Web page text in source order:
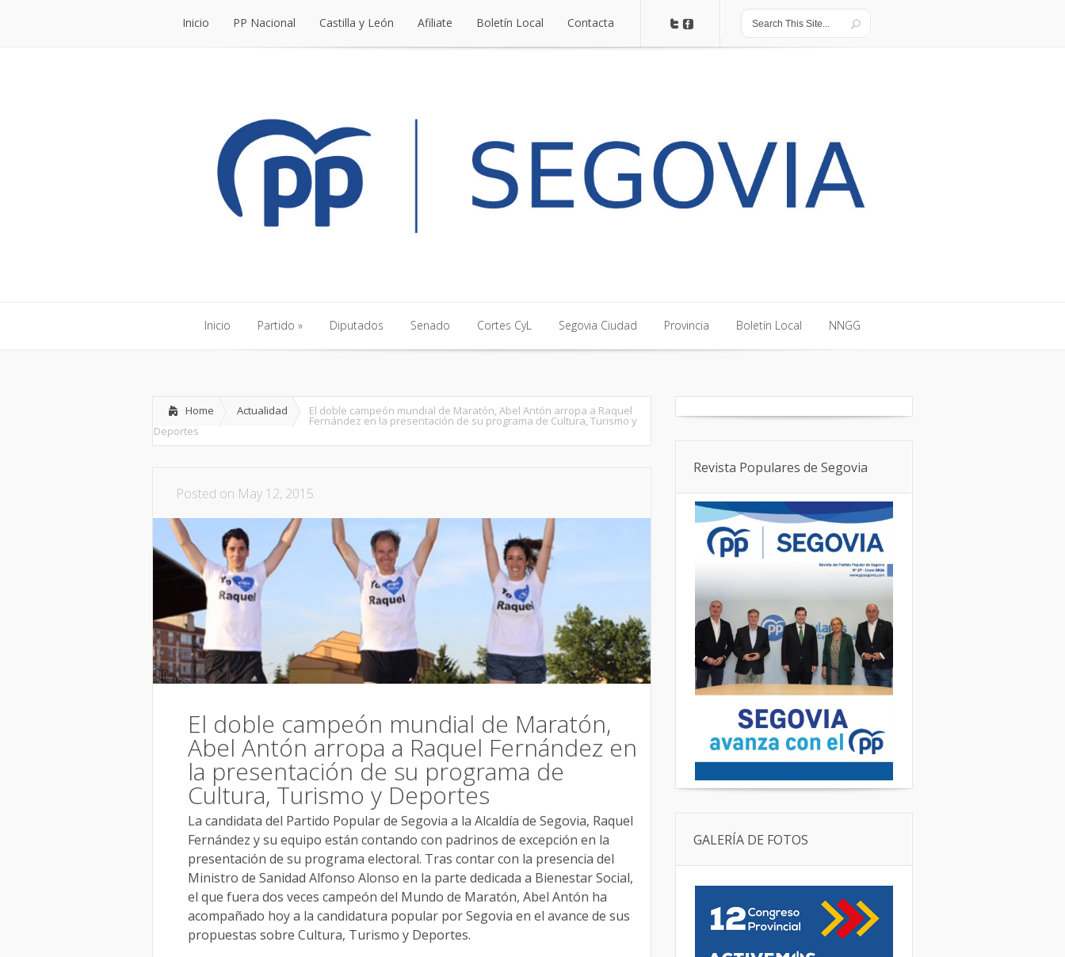
Inicio PP Nacional Castilla y León Afiliate Boletín Local Contacta
Inicio Partido Diputados Senado Cortes CyL Segovia Ciudad Provincia Boletín Local NNGG
Home Actualidad El doble campeón mundial de Maratón, Abel Antón arropa a Raquel
Fernández en la presentación de su programa de Cultura, Turismo y
Deportes
Posted on May 12, 2015
El doble campeón mundial de Maratón,
Abel Antón arropa a Raquel Fernández en
la presentación de su programa de
Cultura, Turismo y Deportes
La candidata del Partido Popular de Segovia a la Alcaldía de Segovia, Raquel
Fernández y su equipo están contando con padrinos de excepción en la
presentación de su programa electoral. Tras contar con la presencia del
Ministro de Sanidad Alfonso Alonso en la parte dedicada a Bienestar Social,
el que fuera dos veces campeón del Mundo de Maratón, Abel Antón ha
acompañado hoy a la candidatura popular por Segovia en el avance de sus
propuestas sobre Cultura, Turismo y Deportes.
Revista Populares de Segovia
GALERÍA DE FOTOS